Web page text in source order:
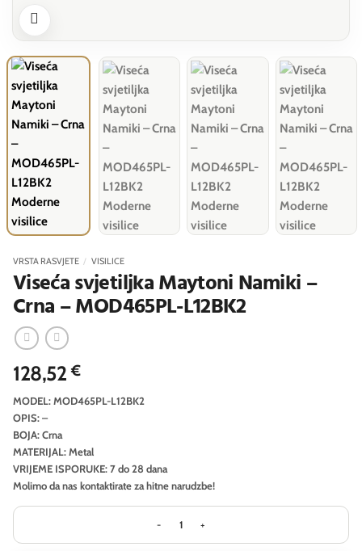
VRSTA RASVJETE / VISILICE
Viseća svjetiljka Maytoni Namiki –
Crna – MOD465PL-L12BK2
128,52€
MODEL: MOD465PL-L12BK2
OPIS: –
BOJA: Crna
MATERIJAL: Metal
VRIJEME ISPORUKE: 7 do 28 dana
Molimo da nas kontaktirate za hitne narudzbe!
Viseća svjetiljka Maytoni Namiki -